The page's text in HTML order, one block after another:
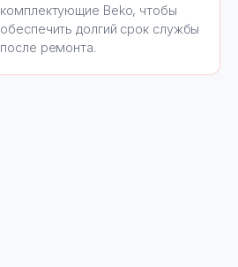
комплектующие Beko, чтобы
обеспечить долгий срок службы
после ремонта.